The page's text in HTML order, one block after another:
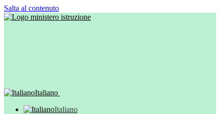
Salta al contenuto
Italiano
Italiano